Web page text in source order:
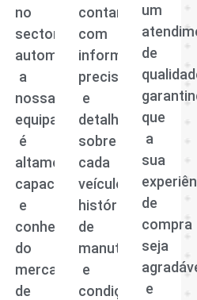
no
sector
automóvel,
a
nossa
equipa
é
altamente
capacitada
e
conhecedora
do
mercado
de
contar
com
informações
precisas
e
detalhadas
sobre
cada
veículo,
histórico
de
manutenção
e
condições
um
de
que
a
sua
de
compra
seja
e